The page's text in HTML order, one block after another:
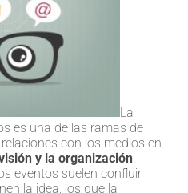
La
es una de las ramas de
con los medios en
y la organización.
eventos suelen confluir
la idea, los que la